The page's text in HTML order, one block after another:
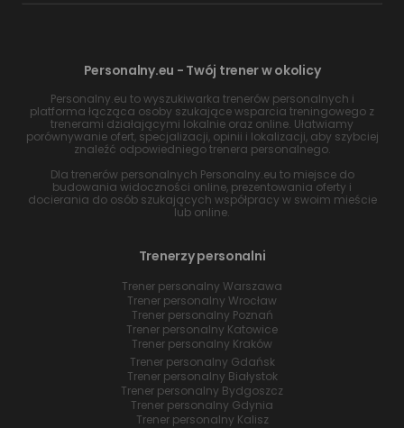
Personalny.eu - Twój trener w okolicy
Personalny.eu to wyszukiwarka trenerów personalnych i
platforma łącząca osoby szukające wsparcia treningowego z
trenerami działającymi lokalnie oraz online. Ułatwiamy
porównywanie ofert, specjalizacji, opinii i lokalizacji, aby szybciej
znaleźć odpowiedniego trenera personalnego.
Dla trenerów personalnych Personalny.eu to miejsce do
budowania widoczności online, prezentowania oferty i
docierania do osób szukających współpracy w swoim mieście
lub online.
Trenerzy personalni
Trener personalny Warszawa
Trener personalny Wrocław
Trener personalny Poznań
Trener personalny Katowice
Trener personalny Kraków
Trener personalny Gdańsk
Trener personalny Białystok
Trener personalny Bydgoszcz
Trener personalny Gdynia
Trener personalny Kalisz